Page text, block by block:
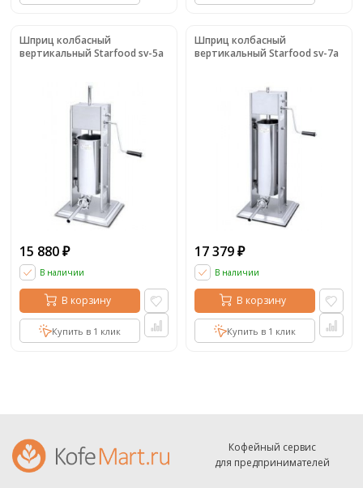
Шприц колбасный
вертикальный Starfood sv-5a
15 880 ₽
В наличии
В корзину
Купить в 1 клик
Шприц колбасный
вертикальный Starfood sv-7a
17 379 ₽
В наличии
В корзину
Купить в 1 клик
Кофейный сервис
для предпринимателей